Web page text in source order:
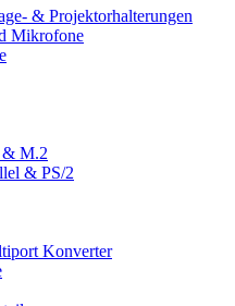
& Projektorhalterungen
Mikrofone
M.2
& PS/2
Konverter